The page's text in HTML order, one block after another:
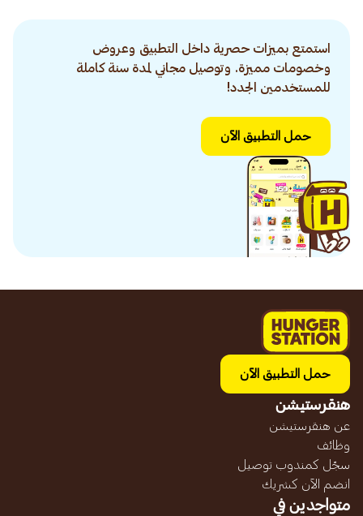
استمتع بميزات حصرية داخل التطبيق وعروض
وخصومات مميزة. وتوصيل مجاني لمدة سنة كاملة
للمستخدمين الجدد!
حمل التطبيق الآن
حمل التطبيق الآن
هنقرستيشن
عن هنقرستيشن
وظائف
سجّل كمندوب توصيل
انضم الآن كشريك
متواجدين في